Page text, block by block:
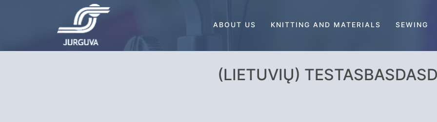
ABOUT US KNITTING AND MATERIALS SEWING
(LIETUVIŲ) TESTASBASDASD